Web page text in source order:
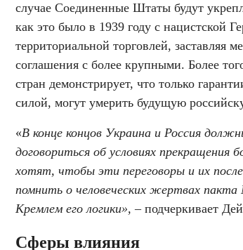
случае Соединенные Штаты будут
как это было в 1939 году с нацистской
территориальной торговлей, заставляя
соглашения с более крупными. Более
стран демонстрирует, что только
силой, могут умерить будущую
«В конце концов Украина и Россия
договориться об условиях прекращения
хотят, чтобы эти переговоры и их
помнить о человеческих жертвах
Кремлем его логики», – подчеркивает
Сферы влияния